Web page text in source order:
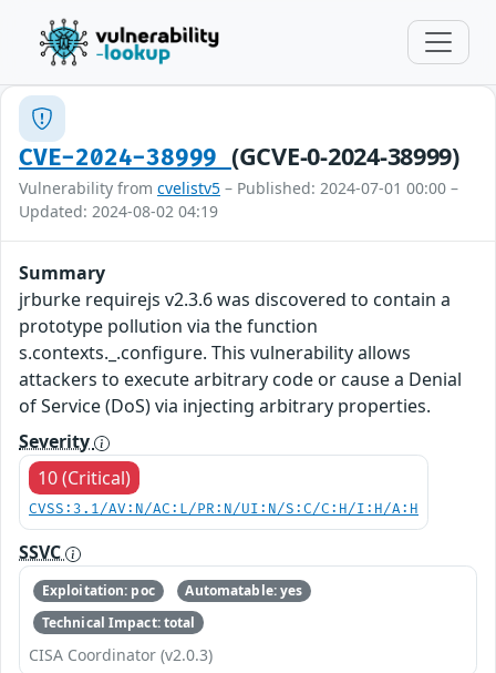
CVE-2024-38999 (GCVE-0-2024-38999)
Vulnerability from cvelistv5 – Published: 2024-07-01 00:00 –
Updated: 2024-08-02 04:19
Summary
jrburke requirejs v2.3.6 was discovered to contain a
prototype pollution via the function
s.contexts._.configure. This vulnerability allows
attackers to execute arbitrary code or cause a Denial
of Service (DoS) via injecting arbitrary properties.
Severity
10 (Critical)
CVSS:3.1/AV:N/AC:L/PR:N/UI:N/S:C/C:H/I:H/A:H
SSVC
Exploitation: poc
Automatable: yes
Technical Impact: total
CISA Coordinator (v2.0.3)